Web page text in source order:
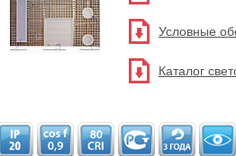
Условные
Каталог